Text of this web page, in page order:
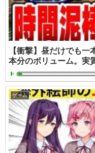
【衝撃】昼だけでも
本分のボリューム。実
ゲーム